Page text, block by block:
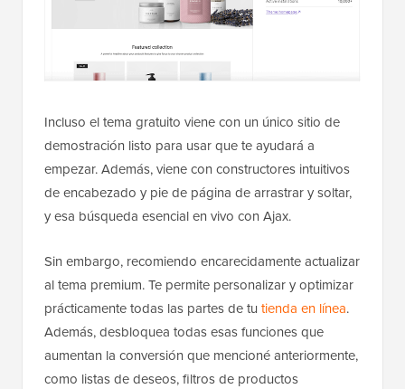
Incluso el tema gratuito viene con un único sitio de
demostración listo para usar que te ayudará a
empezar. Además, viene con constructores intuitivos
de encabezado y pie de página de arrastrar y soltar,
y esa búsqueda esencial en vivo con Ajax.
Sin embargo, recomiendo encarecidamente actualizar
al tema premium. Te permite personalizar y optimizar
prácticamente todas las partes de tu tienda en línea.
Además, desbloquea todas esas funciones que
aumentan la conversión que mencioné anteriormente,
como listas de deseos, filtros de productos